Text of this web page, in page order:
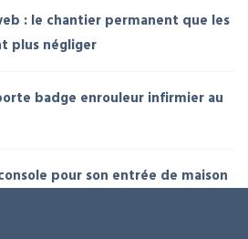
: le chantier permanent que les
plus négliger
badge enrouleur infirmier au
pour son entrée de maison